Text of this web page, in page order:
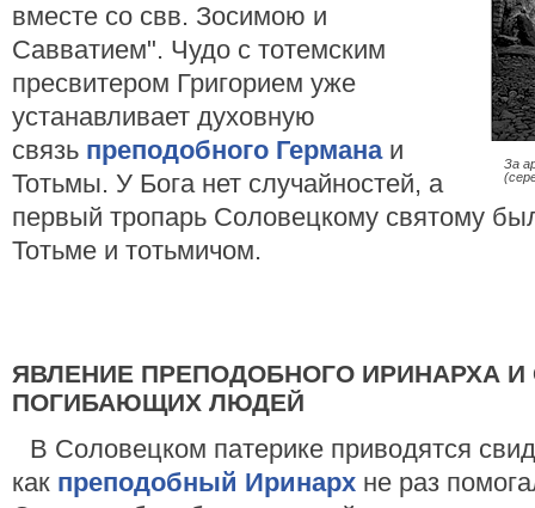
За
вместе со свв. Зосимою и
Савватием". Чудо с тотемским
пресвитером Григорием уже
устанавливает духовную
связь преподобного Германаи
Тотьмы. У Бога нет случайностей, а
первый тропарь Соловецкому святому
Тотьме и тотьмичом.
ЯВЛЕНИЕ ПРЕПОДОБНОГО ИРИНАРХА
ПОГИБАЮЩИХ ЛЮДЕЙ
В Соловецком патерике приводятся
как преподобный Иринарх не раз